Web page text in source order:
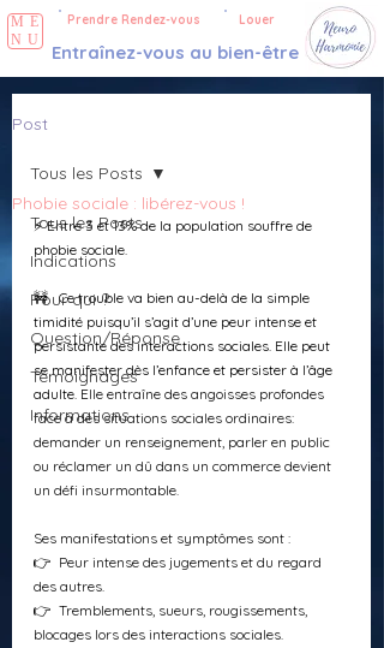
Prendre Rendez-vous
Entraînez-vous au bien-être
Louer
ME
NU
Post
Tous les Posts
Indications
Pour qui ?
Question/Réponse
Témoignages
Informations
Tous les Posts
Phobie sociale : libérez-vous !
⚡ Entre 3 et 13% de la population souffre de
phobie sociale.
🚧   Ce trouble va bien au-delà de la simple
timidité puisqu’il s’agit d’une peur intense et
persistante des interactions sociales. Elle peut
se manifester dès l’enfance et persister à l’âge
adulte. Elle entraîne des angoisses profondes
face à des situations sociales ordinaires:
demander un renseignement, parler en public
ou réclamer un dû dans un commerce devient
un défi insurmontable.
Ses manifestations et symptômes sont :
👉 Peur intense des jugements et du regard
des autres.
👉 Tremblements, sueurs, rougissements,
blocages lors des interactions sociales.